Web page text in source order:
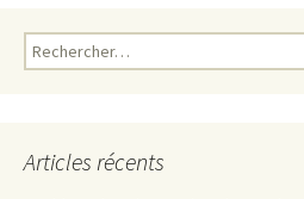
Rechercher :
Articles récents